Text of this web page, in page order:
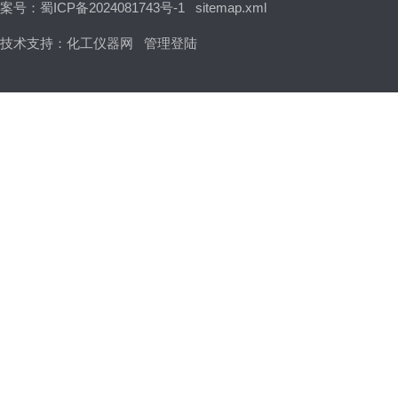
案号：蜀ICP备2024081743号-1 sitemap.xml
技术支持： 化工仪器网 管理登陆